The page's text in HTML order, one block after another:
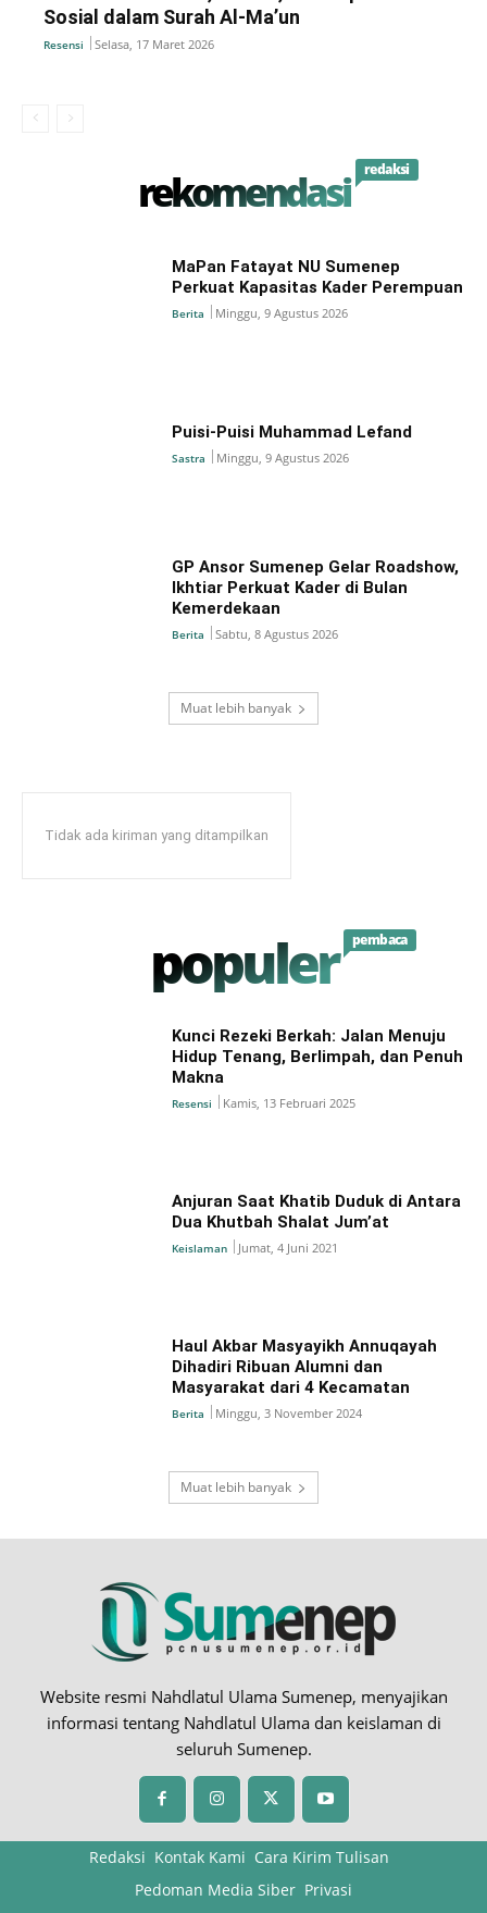
Sosial dalam Surah Al-Ma’un
Resensi Selasa, 17 Maret 2026
rekomendasi redaksi
MaPan Fatayat NU Sumenep
Perkuat Kapasitas Kader Perempuan
Berita Minggu, 9 Agustus 2026
Puisi-Puisi Muhammad Lefand
Sastra Minggu, 9 Agustus 2026
GP Ansor Sumenep Gelar Roadshow,
Ikhtiar Perkuat Kader di Bulan
Kemerdekaan
Berita Sabtu, 8 Agustus 2026
Muat lebih banyak
Tidak ada kiriman yang ditampilkan
populer pembaca
Kunci Rezeki Berkah: Jalan Menuju
Hidup Tenang, Berlimpah, dan Penuh
Makna
Resensi Kamis, 13 Februari 2025
Anjuran Saat Khatib Duduk di Antara
Dua Khutbah Shalat Jum’at
Keislaman Jumat, 4 Juni 2021
Haul Akbar Masyayikh Annuqayah
Dihadiri Ribuan Alumni dan
Masyarakat dari 4 Kecamatan
Berita Minggu, 3 November 2024
Muat lebih banyak
Website resmi Nahdlatul Ulama Sumenep, menyajikan
informasi tentang Nahdlatul Ulama dan keislaman di
seluruh Sumenep.
Redaksi Kontak Kami Cara Kirim Tulisan
Pedoman Media Siber Privasi